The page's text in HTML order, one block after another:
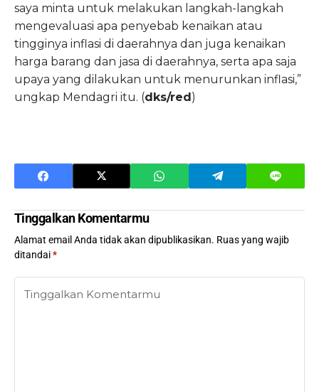
saya minta untuk melakukan langkah-langkah
mengevaluasi apa penyebab kenaikan atau
tingginya inflasi di daerahnya dan juga kenaikan
harga barang dan jasa di daerahnya, serta apa saja
upaya yang dilakukan untuk menurunkan inflasi,”
ungkap Mendagri itu. (dks/red)
Tinggalkan Komentarmu
Alamat email Anda tidak akan dipublikasikan. Ruas yang wajib
ditandai*